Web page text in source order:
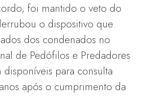
foi mantido o veto do
o dispositivo que
dos condenados no
de Pedófilos e Predadores
disponíveis para consulta
após o cumprimento da